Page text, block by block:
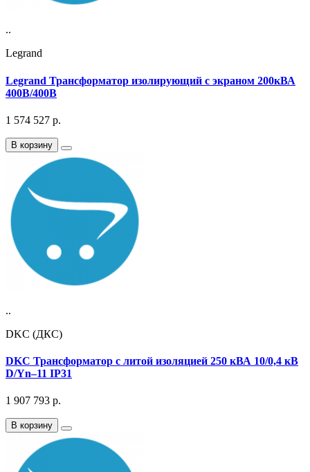
..
Legrand
Legrand Трансформатор изолирующий с экраном 200кВА
400В/400В
1 574 527 р.
В корзину
..
DKC (ДКС)
DKC Трансформатор с литой изоляцией 250 кВА 10/0,4 кВ
D/Yn–11 IP31
1 907 793 р.
В корзину